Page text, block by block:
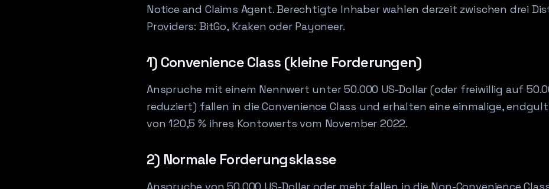
Notice and Claims Agent. Berechtigte Inhaber wahlen derzeit zwischen drei
Providers: BitGo, Kraken oder Payoneer.
1) Convenience Class (kleine Forderungen)
Anspruche mit einem Nennwert unter 50.000 US-Dollar (oder freiwillig auf
reduziert) fallen in die Convenience Class und erhalten eine einmalige,
von 120,5 % ihres Kontowerts vom November 2022.
2) Normale Forderungsklasse